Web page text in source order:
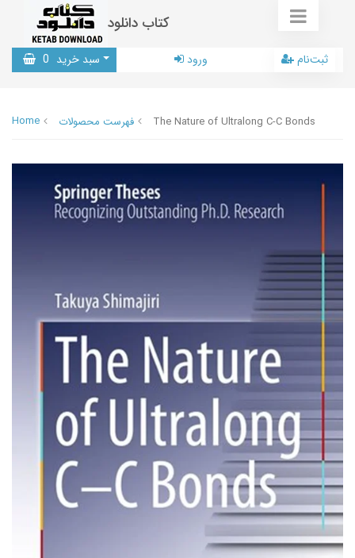
کتاب دانلود
سبد خرید 0 ورود ثبت‌نام
Home فهرست محصولات The Nature of Ultralong C-C Bonds